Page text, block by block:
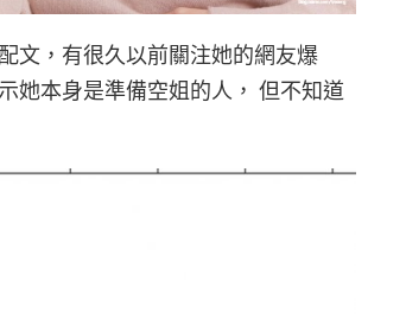
文，有很久以前關注她的網友爆
她本身是準備空姐的人， 但不知道